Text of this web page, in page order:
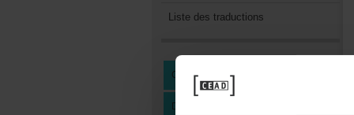
Listedestraductions
CENTREDEDOCUMENTATION
DEVENIRMEMBREDUCEAD